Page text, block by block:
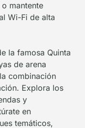
mantente
Wi-Fi de alta
la famosa Quinta
de arena
combinación
Explora los
y
en
temáticos,